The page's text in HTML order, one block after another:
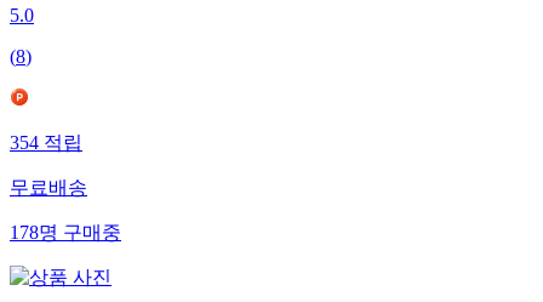
5.0
(8)
354적립
무료배송
178명구매중